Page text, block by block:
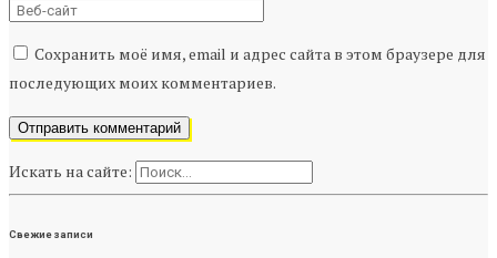
Сохранить моё имя, email и адрес сайта в этом браузере для
последующих моих комментариев.
Искать на сайте:
Свежие записи